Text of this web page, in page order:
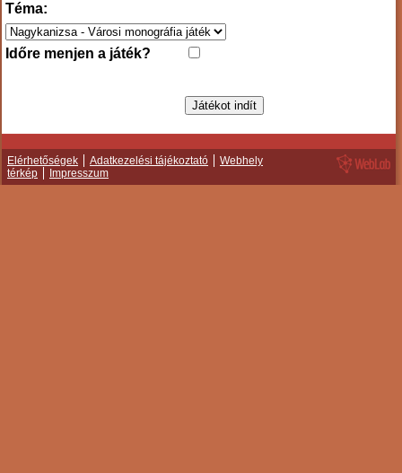
Téma:
Időre menjen a játék?
Elérhetőségek Adatkezelési tájékoztató
Webhely
térkép
Impresszum